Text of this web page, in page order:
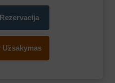
Užsakymas